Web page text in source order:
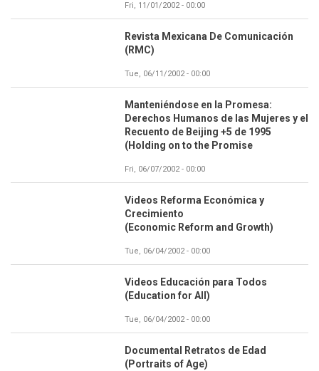
Fri, 11/01/2002 - 00:00
Revista Mexicana De Comunicación
(RMC)
Tue, 06/11/2002 - 00:00
Manteniéndose en la Promesa:
Derechos Humanos de las Mujeres y el
Recuento de Beijing +5 de 1995
(Holding on to the Promise
Fri, 06/07/2002 - 00:00
Videos Reforma Económica y
Crecimiento
(Economic Reform and Growth)
Tue, 06/04/2002 - 00:00
Videos Educación para Todos
(Education for All)
Tue, 06/04/2002 - 00:00
Documental Retratos de Edad
(Portraits of Age)